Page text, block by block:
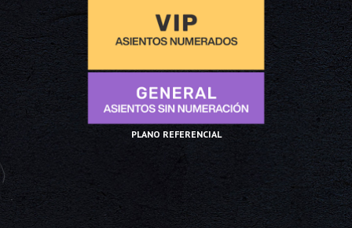
PLANO REFERENCIAL